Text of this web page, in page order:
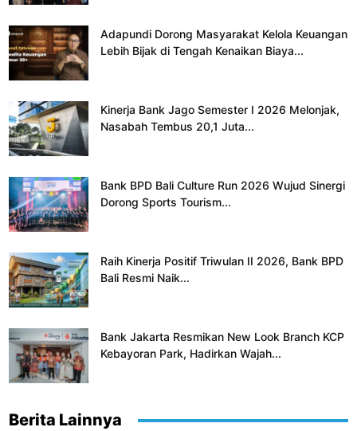
Adapundi Dorong Masyarakat Kelola Keuangan
Lebih Bijak di Tengah Kenaikan Biaya...
Kinerja Bank Jago Semester I 2026 Melonjak,
Nasabah Tembus 20,1 Juta...
Bank BPD Bali Culture Run 2026 Wujud Sinergi
Dorong Sports Tourism...
Raih Kinerja Positif Triwulan II 2026, Bank BPD
Bali Resmi Naik...
Bank Jakarta Resmikan New Look Branch KCP
Kebayoran Park, Hadirkan Wajah...
Berita Lainnya